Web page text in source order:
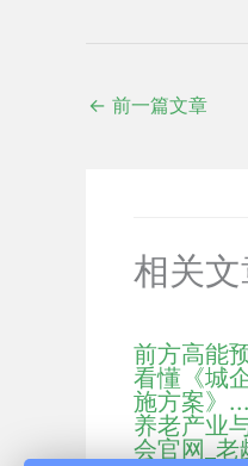
← 前一篇文章
相关
前方高能
看懂《城
施方案》
养老产业
会官网_老